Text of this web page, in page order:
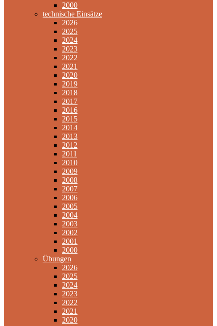
2000
technische Einsätze
2026
2025
2024
2023
2022
2021
2020
2019
2018
2017
2016
2015
2014
2013
2012
2011
2010
2009
2008
2007
2006
2005
2004
2003
2002
2001
2000
Übungen
2026
2025
2024
2023
2022
2021
2020